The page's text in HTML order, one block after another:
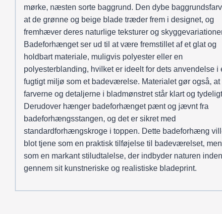
mørke, næsten sorte baggrund. Den dybe
at de grønne og beige blade træder frem i designet, og
fremhæver deres naturlige teksturer og
Badeforhænget ser ud til at være fremstillet af et glat og
holdbart materiale, muligvis polyester eller en
polyesterblanding, hvilket er ideelt for dets anvendelse i
fugtigt miljø som et badeværelse. Materialet gør også, at
farverne og detaljerne i bladmønstret står klart og
Derudover hænger badeforhænget pænt og jævnt fra
badeforhængsstangen, og det er sikret med
standardforhængskroge i toppen. Dette badeforhæng
blot tjene som en praktisk tilføjelse til badeværelset,
som en markant stiludtalelse, der indbyder naturen
gennem sit kunstneriske og realistiske bladeprint.